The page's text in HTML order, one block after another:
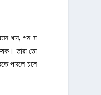
ধান, গম বা
তারা তো
পারলে চলে